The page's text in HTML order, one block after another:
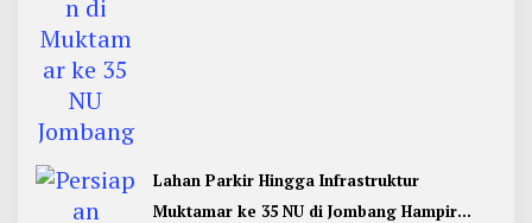
Lahan Parkir Hingga Infrastruktur
Muktamar ke 35 NU di Jombang Hampir